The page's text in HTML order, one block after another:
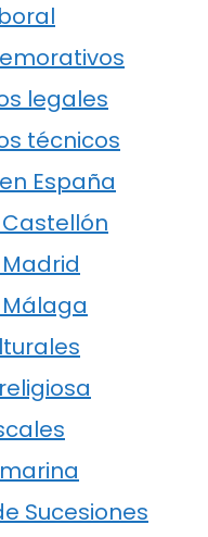
legales
técnicos
España
Sucesiones